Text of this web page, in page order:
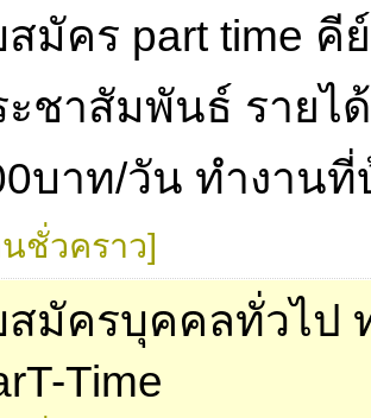
สมัคร part time คี
ะชาสัมพันธ์ รายได้
บาท/วัน ทำงานที่
นชั่วคราว]
สมัครบุคคลทั่วไป
Time